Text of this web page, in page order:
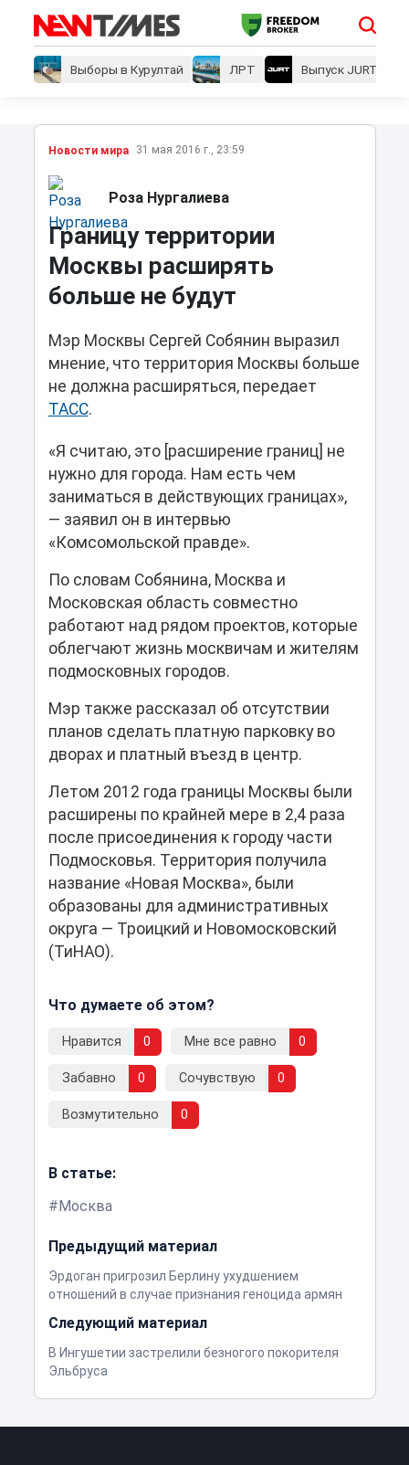
Выборы в Курултай ЛРТ Выпуск JURT
Новости мира 31 мая 2016 г., 23:59
Роза Нургалиева
Границу территории
Москвы расширять
больше не будут
Мэр Москвы Сергей Собянин выразил
мнение, что территория Москвы больше
не должна расширяться, передает
ТАСС.
«Я считаю, это [расширение границ] не
нужно для города. Нам есть чем
заниматься в действующих границах»,
— заявил он в интервью
«Комсомольской правде».
По словам Собянина, Москва и
Московская область совместно
работают над рядом проектов, которые
облегчают жизнь москвичам и жителям
подмосковных городов.
Мэр также рассказал об отсутствии
планов сделать платную парковку во
дворах и платный въезд в центр.
Летом 2012 года границы Москвы были
расширены по крайней мере в 2,4 раза
после присоединения к городу части
Подмосковья. Территория получила
название «Новая Москва», были
образованы для административных
округа — Троицкий и Новомосковский
(ТиНАО).
Что думаете об этом?
Нравится 0 Мне все равно 0
Забавно 0 Сочувствую 0
Возмутительно 0
В статье:
Москва
Предыдущий материал
Эрдоган пригрозил Берлину ухудшением
отношений в случае признания геноцида армян
Следующий материал
В Ингушетии застрелили безногого покорителя
Эльбруса